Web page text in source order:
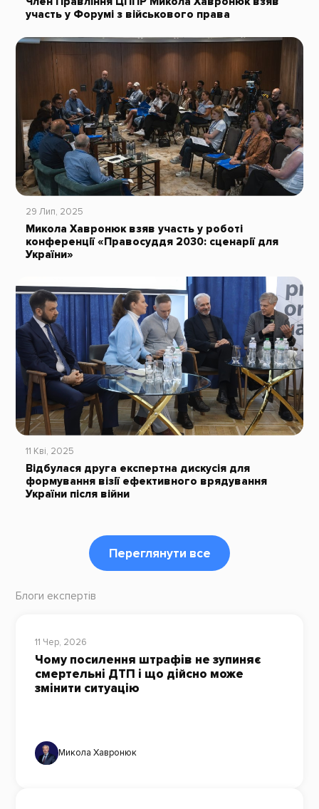
участь у Форумі з військового права
29 Лип, 2025
Микола Хавронюк взяв участь у роботі
конференції «Правосуддя 2030: сценарії для
України»
11 Кві, 2025
Відбулася друга експертна дискусія для
формування візії ефективного врядування
України після війни
Переглянути все
Блоги експертів
11 Чер, 2026
Чому посилення штрафів не зупиняє
смертельні ДТП і що дійсно може
змінити ситуацію
Микола Хавронюк